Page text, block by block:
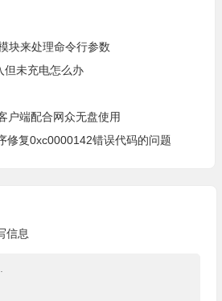
块来处理命令行参数
但未充电怎么办
户端配合网众无盘使用
修复0xc0000142错误代码的问题
信息